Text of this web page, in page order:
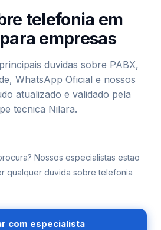
telefonia em
empresas
duvidas sobre PABX,
WhatsApp Oficial e nossos
atualizado e validado pela
tecnica Nilara.
Nossos especialistas estao
qualquer duvida sobre telefonia
com especialista